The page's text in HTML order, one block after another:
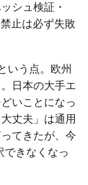
シュ検証・
止は必ず失敗
いう点。欧州
日本の大手エ
いことになっ
丈夫」は通用
てきたが、今
できなくなっ